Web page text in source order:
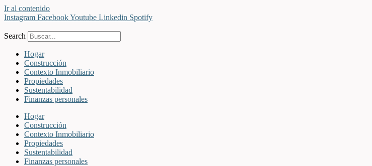
Ir al contenido
Instagram FacebookYoutube Linkedin Spotify
Search
Hogar
Construcción
Contexto Inmobiliario
Propiedades
Sustentabilidad
Finanzas personales
Hogar
Construcción
Contexto Inmobiliario
Propiedades
Sustentabilidad
Finanzas personales